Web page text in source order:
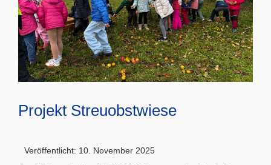
Projekt Streuobstwiese
Veröffentlicht: 10. November 2025